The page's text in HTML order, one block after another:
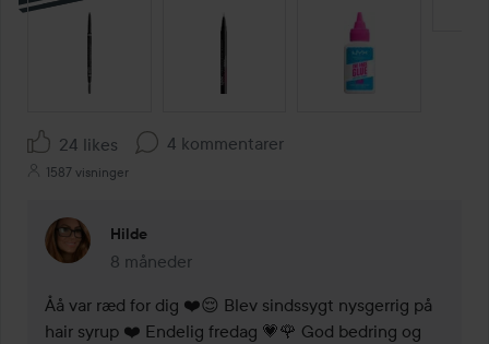
SPRING OVER SEKTIONEN
24 likes 4 kommentarer
1587 visninger
Hilde
8 måneder
Kommentaren lades 8 måneder
Åå var ræd for dig ❤️😌 Blev sindssygt nysgerrig på
hair syrup ❤️ Endelig fredag 💗🌹 God bedring og